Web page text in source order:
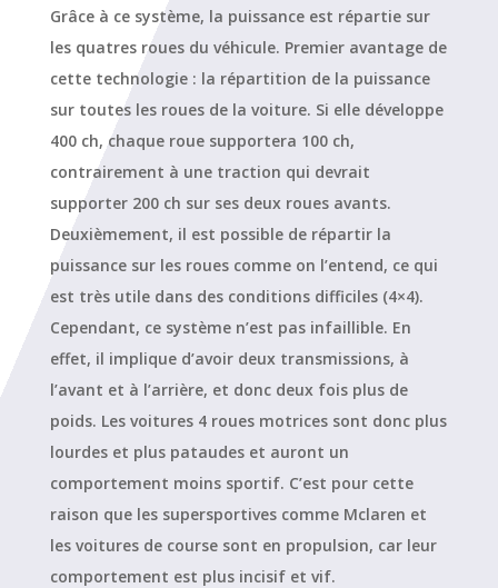
Grâce à ce système, la puissance est répartie sur
les quatres roues du véhicule. Premier avantage de
cette technologie : la répartition de la puissance
sur toutes les roues de la voiture. Si elle développe
400 ch, chaque roue supportera 100 ch,
contrairement à une traction qui devrait
supporter 200 ch sur ses deux roues avants.
Deuxièmement, il est possible de répartir la
puissance sur les roues comme on l’entend, ce qui
est très utile dans des conditions difficiles (4×4).
Cependant, ce système n’est pas infaillible. En
effet, il implique d’avoir deux transmissions, à
l’avant et à l’arrière, et donc deux fois plus de
poids. Les voitures 4 roues motrices sont donc plus
lourdes et plus pataudes et auront un
comportement moins sportif. C’est pour cette
raison que les supersportives comme Mclaren et
les voitures de course sont en propulsion, car leur
comportement est plus incisif et vif.